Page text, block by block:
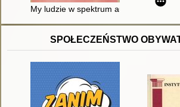
My ludzie w spektrum autyzmu :
SPOŁECZEŃSTWO